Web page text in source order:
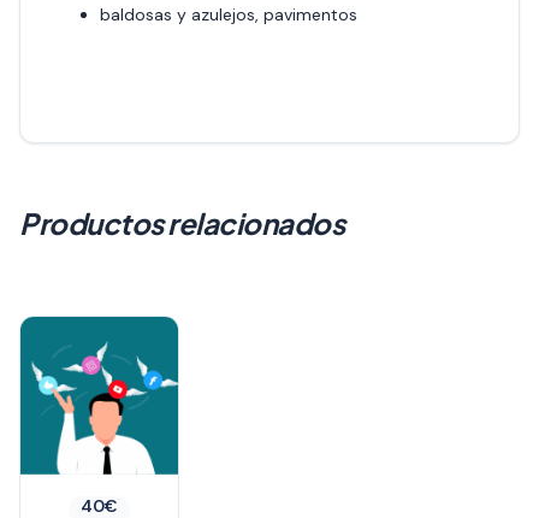
baldosas y azulejos, pavimentos
Productos relacionados
40€